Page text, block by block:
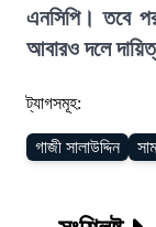
এনসিপি। তবে
আবারও দলে
ট্যাগসমূহ:
গাজী সালাউদ্দিন